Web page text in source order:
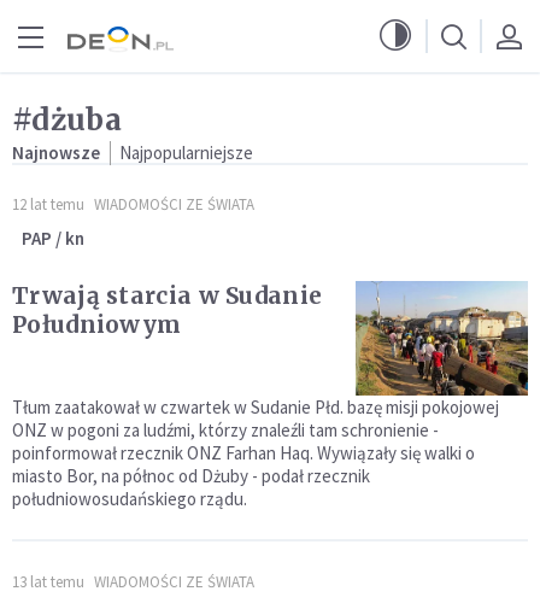
#dżuba
Najnowsze Najpopularniejsze
12 lat temu WIADOMOŚCI ZE ŚWIATA
PAP / kn
Trwają starcia w Sudanie
Południowym
Tłum zaatakował w czwartek w Sudanie Płd. bazę misji pokojowej
ONZ w pogoni za ludźmi, którzy znaleźli tam schronienie -
poinformował rzecznik ONZ Farhan Haq. Wywiązały się walki o
miasto Bor, na północ od Dżuby - podał rzecznik
południowosudańskiego rządu.
13 lat temu WIADOMOŚCI ZE ŚWIATA